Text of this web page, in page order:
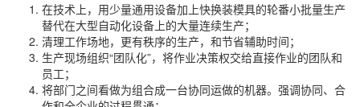
在技术上，用少量通用设备加上快换装模具的轮番小批量生产
替代在大型自动化设备上的大量连续生产；
清理工作场地，更有秩序的生产，和节省辅助时间；
生产现场组织“团队化”，将作业决策权交给直接作业的团队和
员工；
将部门之间看做为组合成一台协同运做的机器。强调协同、合